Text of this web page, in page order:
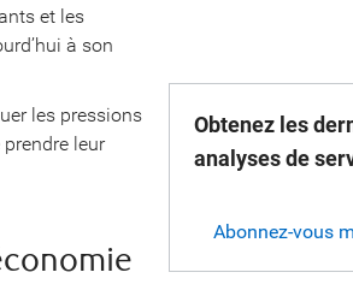
et les
à son
les pressions
leur
Obtenez les
analyses de
Abonnez-vous